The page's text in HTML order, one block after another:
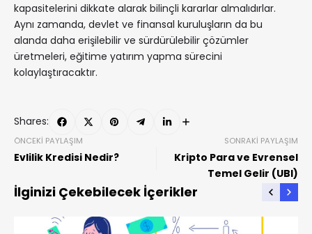
kapasitelerini dikkate alarak bilinçli kararlar almalıdırlar.
Aynı zamanda, devlet ve finansal kuruluşların da bu
alanda daha erişilebilir ve sürdürülebilir çözümler
üretmeleri, eğitime yatırım yapma sürecini
kolaylaştıracaktır.
Shares:
ÖNCEKI PAYLAŞIM
Evlilik Kredisi Nedir?
SONRAKI PAYLAŞIM
Kripto Para ve Evrensel
Temel Gelir (UBI)
İlginizi Çekebilecek İçerikler